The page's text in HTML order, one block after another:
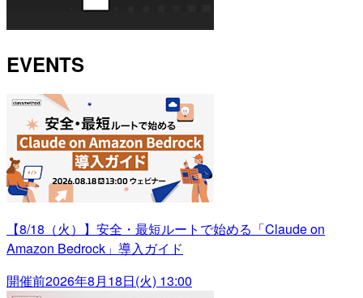
EVENTS
【8/18（火）】安全・最短ルートで始める「Claude on
Amazon Bedrock」導入ガイド
開催前2026年8月18日(火) 13:00